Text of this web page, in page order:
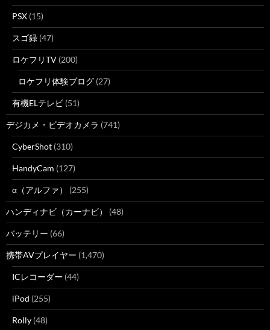
PSX (15)
スゴ録 (47)
ロケフリTV (200)
ロケフリ体験ブログ (27)
有機ELテレビ (51)
デジカメ・ビデオカメラ (741)
CyberShot (310)
HandyCam (127)
α（アルファ） (255)
ハンディナビ（カーナビ） (48)
バッテリー (66)
携帯AVプレイヤー (1,470)
ICレコーダー (44)
iPod (255)
Rolly (48)